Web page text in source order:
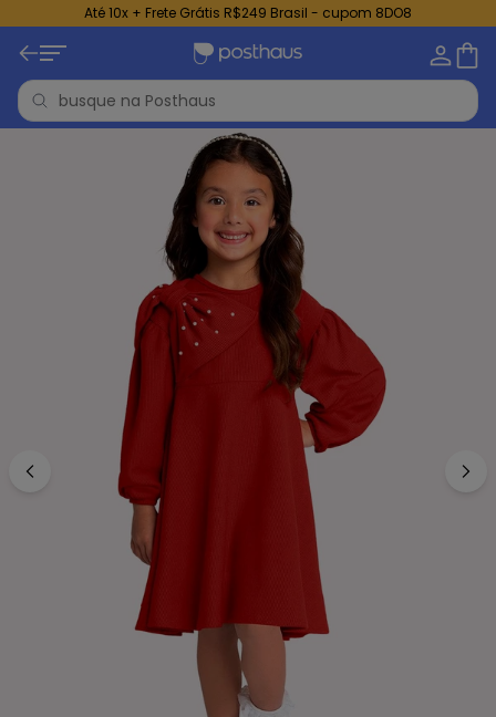
Até 10x + Frete Grátis R$249 Brasil - cupom 8DO8